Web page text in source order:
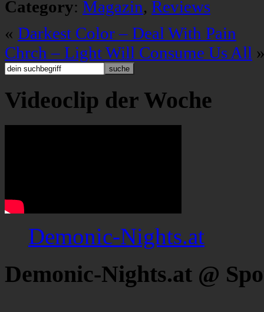
Category: Magazin, Reviews
« Darkest Color – Deal With Pain
Chrch – Light Will Consume Us All
Videoclip der Woche
Demonic-Nights.at
Demonic-Nights.at @